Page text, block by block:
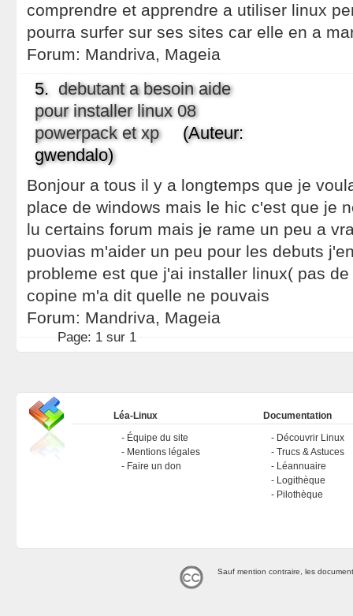
comprendre et apprendre a utiliser linux
pourra surfer sur ses sites car elle en a
Forum: Mandriva, Mageia
5. debutant a besoin aide
pour installer linux 08
powerpack et xp
(Auteur:
gwendalo)
Bonjour a tous il y a longtemps que je
place de windows mais le hic c'est que je
lu certains forum mais je rame un peu a
puovias m'aider un peu pour les debuts
probleme est que j'ai installer linux( pas
copine m'a dit quelle ne pouvais
Forum: Mandriva, Mageia
Page: 1 sur 1
Léa-Linux
Équipe du site
Mentions légales
Faire un don
Documentation
Découvrir Linux
Trucs & Astuces
Léannuaire
Logithèque
Pilothèque
Sauf mention contraire, les